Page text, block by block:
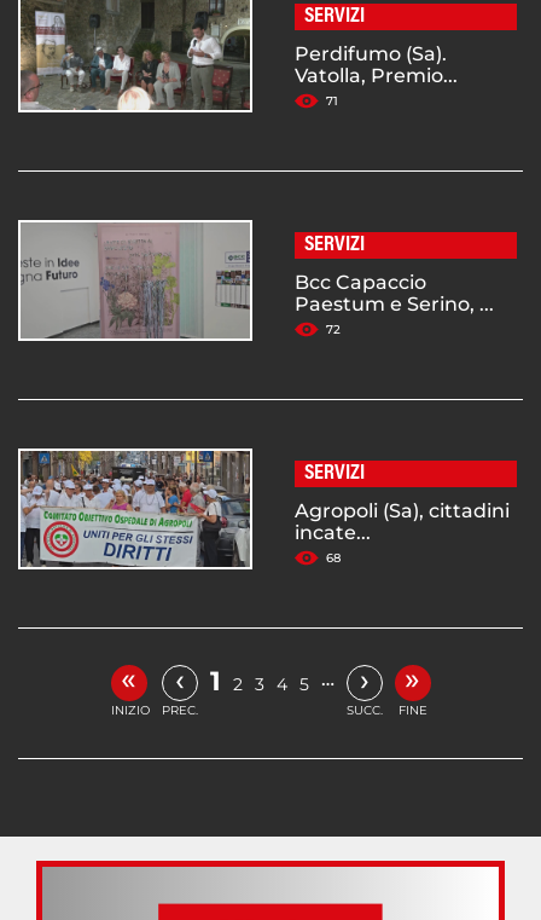
SERVIZI
Perdifumo (Sa).
Vatolla, Premio...
71
SERVIZI
Bcc Capaccio
Paestum e Serino, ...
72
SERVIZI
Agropoli (Sa), cittadini
incate...
68
«
INIZIO
‹
PREC.
1 2 3 4 5 … ›
SUCC.
»
FINE